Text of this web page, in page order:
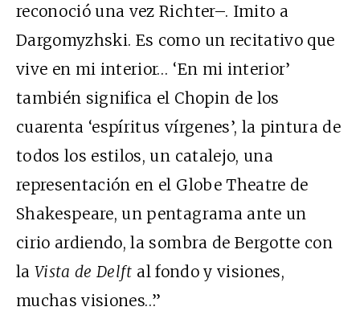
reconoció una vez Richter–. Imito a
Dargomyzhski. Es como un recitativo que
vive en mi interior… ‘En mi interior’
también significa el Chopin de los
cuarenta ‘espíritus vírgenes’, la pintura de
todos los estilos, un catalejo, una
representación en el Globe Theatre de
Shakespeare, un pentagrama ante un
cirio ardiendo, la sombra de Bergotte con
laVista de Delft al fondo y visiones,
muchas visiones…”